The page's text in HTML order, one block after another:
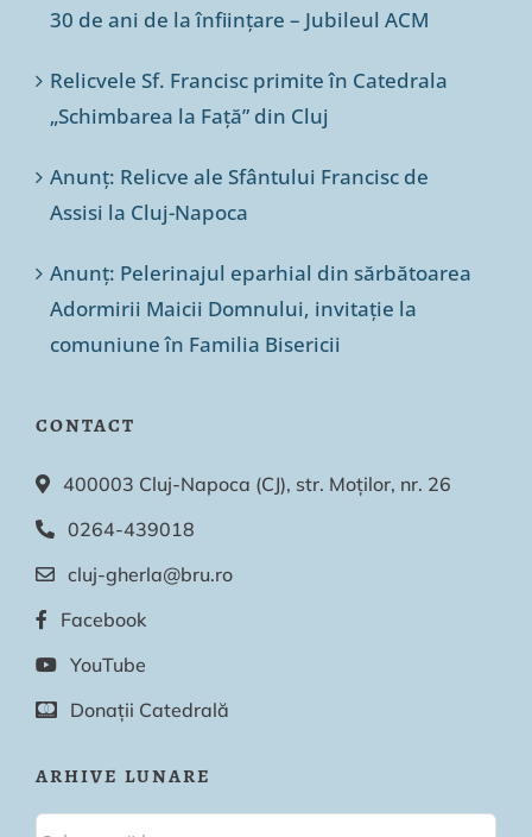
30 de ani de la înființare – Jubileul ACM
Relicvele Sf. Francisc primite în Catedrala
„Schimbarea la Față” din Cluj
Anunț: Relicve ale Sfântului Francisc de
Assisi la Cluj-Napoca
Anunț: Pelerinajul eparhial din sărbătoarea
Adormirii Maicii Domnului, invitație la
comuniune în Familia Bisericii
CONTACT
400003 Cluj-Napoca (CJ), str. Moților, nr. 26
0264-439018
cluj-gherla@bru.ro
Facebook
YouTube
Donații Catedrală
ARHIVE LUNARE